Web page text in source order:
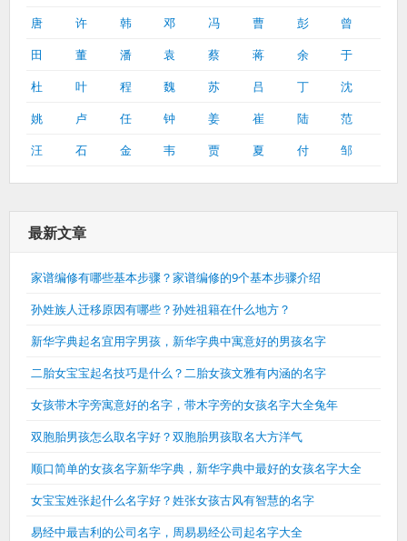
唐
许 韩 邓 冯 曹 彭
曾
田
董 潘 袁 蔡 蒋 余
于
杜
叶 程 魏 苏 吕 丁
沈
姚
卢 任 钟 姜 崔 陆
范
汪
石 金 韦 贾 夏 付 邹
最新文章
家谱编修有哪些基本步骤？家谱编修的9个基本步骤介绍
孙姓族人迁移原因有哪些？孙姓祖籍在什么地方？
新华字典起名宜用字男孩，新华字典中寓意好的男孩名字
二胎女宝宝起名技巧是什么？二胎女孩文雅有内涵的名字
女孩带木字旁寓意好的名字，带木字旁的女孩名字大全兔年
双胞胎男孩怎么取名字好？双胞胎男孩取名大方洋气
顺口简单的女孩名字新华字典，新华字典中最好的女孩名字大全
女宝宝姓张起什么名字好？姓张女孩古风有智慧的名字
易经中最吉利的公司名字，周易易经公司起名字大全